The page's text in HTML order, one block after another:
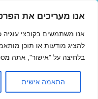
אנו מעריכים את
אנו משתמשים בקובצי
להציג מודעות או תוכן
בלחיצה על "אישור", אתה
התאמה אישית
טיסה לברלין 02/03/2014 במבצע